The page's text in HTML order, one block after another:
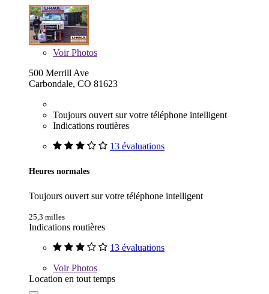
VoirPhotos
500 Merrill Ave
Carbondale, CO 81623
Toujours ouvert sur votre téléphone intelligent
Indications routières
13 évaluations
Heures normales
Toujours ouvert sur votre téléphone intelligent
25,3 milles
Indications routières
13 évaluations
VoirPhotos
Location en tout temps